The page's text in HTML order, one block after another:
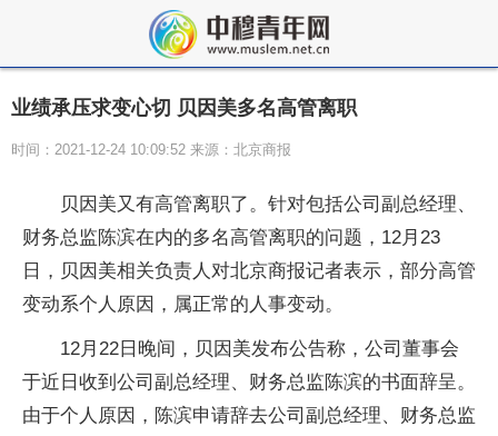
业绩承压求变心切 贝因美多名高管离职
时间：2021-12-24 10:09:52 来源：北京商报
贝因美又有高管离职了。针对包括公司副总经理、
财务总监陈滨在内的多名高管离职的问题，12月23
日，贝因美相关负责人对北京商报记者表示，部分高管
变动系个人原因，属正常的人事变动。
12月22日晚间，贝因美发布公告称，公司董事会
于近日收到公司副总经理、财务总监陈滨的书面辞呈。
由于个人原因，陈滨申请辞去公司副总经理、财务总监